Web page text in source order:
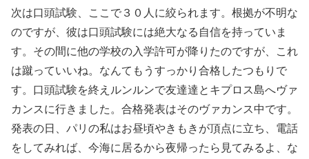
次は口頭試験、ここで３０人に絞られます。根拠が不明な
のですが、彼は口頭試験には絶大なる自信を持っていま
す。その間に他の学校の入学許可が降りたのですが、これ
は蹴っていいね。なんてもうすっかり合格したつもりで
す。口頭試験を終えルンルンで友達達とキプロス島へヴァ
カンスに行きました。合格発表はそのヴァカンス中です。
発表の日、パリの私はお昼頃やきもきが頂点に立ち、電話
をしてみれば、今海に居るから夜帰ったら見てみるよ、な